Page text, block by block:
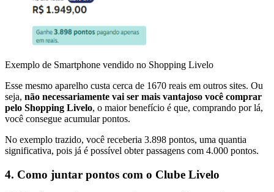
Exemplo de Smartphone vendido no Shopping Livelo
Esse mesmo aparelho custa cerca de 1670 reais em outros sites. Ou
seja, não necessariamente vai ser mais vantajoso você comprar
pelo Shopping Livelo, o maior benefício é que, comprando por lá,
você consegue acumular pontos.
No exemplo trazido, você receberia 3.898 pontos, uma quantia
significativa, pois já é possível obter passagens com 4.000 pontos.
4. Como juntar pontos com o Clube Livelo